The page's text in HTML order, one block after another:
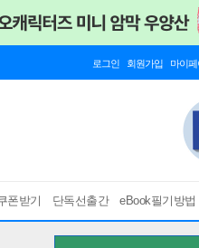
로그인 회원가입 마이
폰받기 단독선출간 eBook필기방법